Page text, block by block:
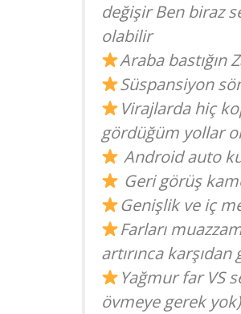
değişir Ben biraz
olabilir
Araba bastığın
Süspansiyon
Virajlarda hiç
gördüğüm yollar
Android auto
Geri görüş
Genişlik ve iç
Farları
artırınca
Yağmur far VS
övmeye gerek yok)